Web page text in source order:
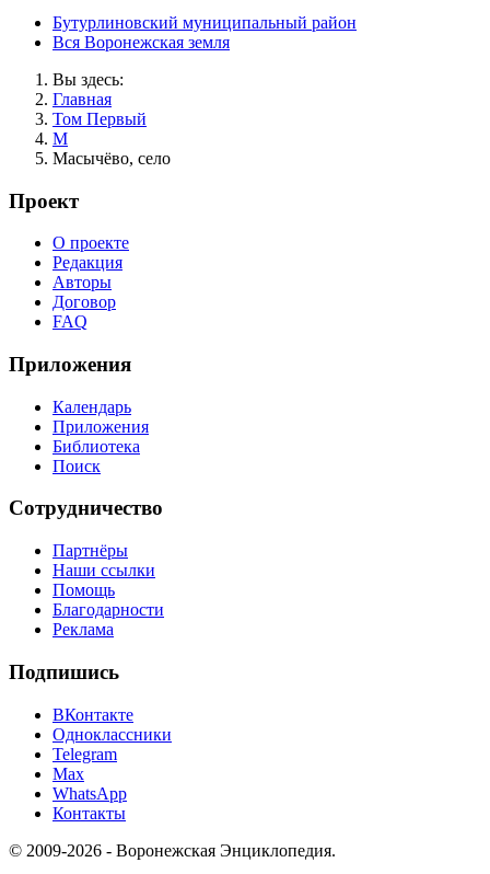
Бутурлиновский муниципальный район
Вся Воронежская земля
Вы здесь:
Главная
Том Первый
М
Масычёво, село
Проект
О проекте
Редакция
Авторы
Договор
FAQ
Приложения
Календарь
Приложения
Библиотека
Поиск
Сотрудничество
Партнёры
Наши ссылки
Помощь
Благодарности
Реклама
Подпишись
ВКонтакте
Одноклассники
Telegram
Max
WhatsApp
Контакты
© 2009-2026 - Воронежская Энциклопедия.